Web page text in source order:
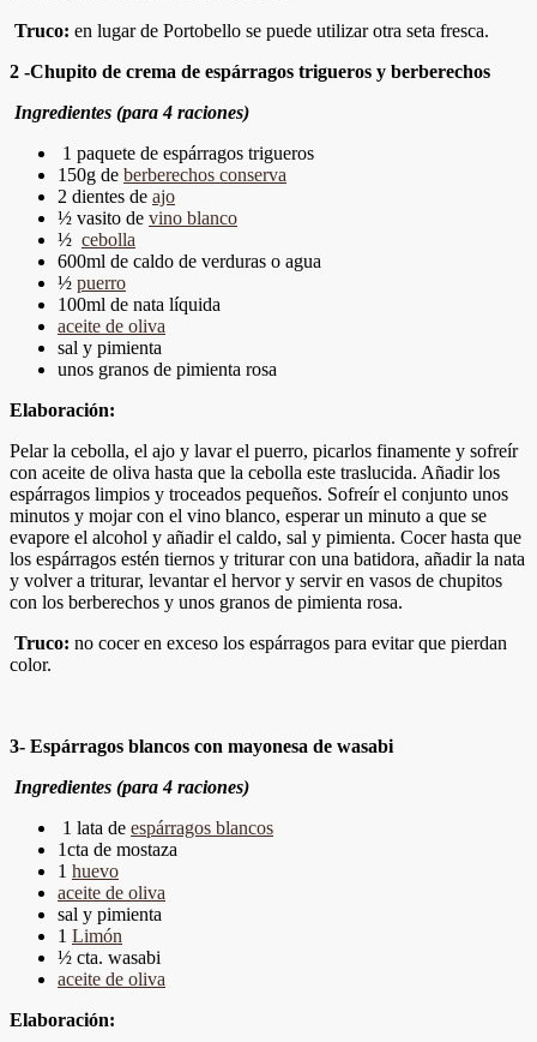
Truco: en lugar de Portobello se puede utilizar otra seta fresca.
2 -Chupito de crema de espárragos trigueros y berberechos
Ingredientes (para 4 raciones)
1 paquete de espárragos trigueros
150g de berberechos conserva
2 dientes de ajo
½ vasito de vino blanco
½ cebolla
600ml de caldo de verduras o agua
½ puerro
100ml de nata líquida
aceite de oliva
sal y pimienta
unos granos de pimienta rosa
Elaboración:
Pelar la cebolla, el ajo y lavar el puerro, picarlos finamente y sofreír
con aceite de oliva hasta que la cebolla este traslucida. Añadir los
espárragos limpios y troceados pequeños. Sofreír el conjunto unos
minutos y mojar con el vino blanco, esperar un minuto a que se
evapore el alcohol y añadir el caldo, sal y pimienta. Cocer hasta que
los espárragos estén tiernos y triturar con una batidora, añadir la nata
y volver a triturar, levantar el hervor y servir en vasos de chupitos
con los berberechos y unos granos de pimienta rosa.
Truco: no cocer en exceso los espárragos para evitar que pierdan
color.
3- Espárragos blancos con mayonesa de wasabi
Ingredientes (para 4 raciones)
1 lata de espárragos blancos
1cta de mostaza
1 huevo
aceite de oliva
sal y pimienta
1 Limón
½ cta. wasabi
aceite de oliva
Elaboración: